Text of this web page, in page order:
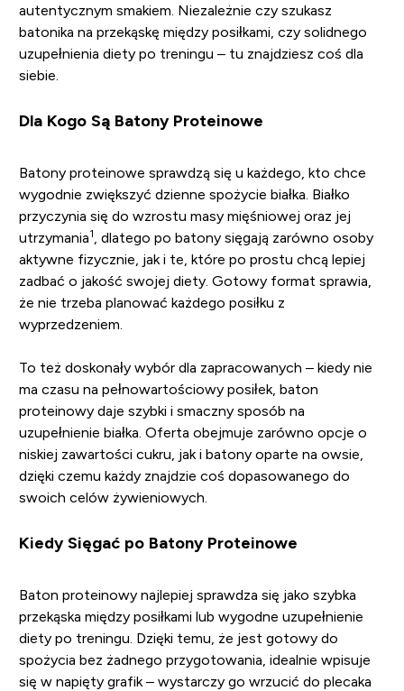
autentycznym smakiem. Niezależnie czy szukasz
batonika na przekąskę między posiłkami, czy solidnego
uzupełnienia diety po treningu – tu znajdziesz coś dla
siebie.
Dla Kogo Są Batony Proteinowe
Batony proteinowe sprawdzą się u każdego, kto chce
wygodnie zwiększyć dzienne spożycie białka. Białko
przyczynia się do wzrostu masy mięśniowej oraz jej
utrzymania1
, dlatego po batony sięgają zarówno osoby
aktywne fizycznie, jak i te, które po prostu chcą lepiej
zadbać o jakość swojej diety. Gotowy format sprawia,
że nie trzeba planować każdego posiłku z
wyprzedzeniem.
To też doskonały wybór dla zapracowanych – kiedy nie
ma czasu na pełnowartościowy posiłek, baton
proteinowy daje szybki i smaczny sposób na
uzupełnienie białka. Oferta obejmuje zarówno opcje o
niskiej zawartości cukru, jak i batony oparte na owsie,
dzięki czemu każdy znajdzie coś dopasowanego do
swoich celów żywieniowych.
Kiedy Sięgać po Batony Proteinowe
Baton proteinowy najlepiej sprawdza się jako szybka
przekąska między posiłkami lub wygodne uzupełnienie
diety po treningu. Dzięki temu, że jest gotowy do
spożycia bez żadnego przygotowania, idealnie wpisuje
się w napięty grafik – wystarczy go wrzucić do plecaka